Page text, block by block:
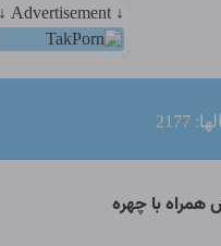
↓ Advertisement ↓
2177